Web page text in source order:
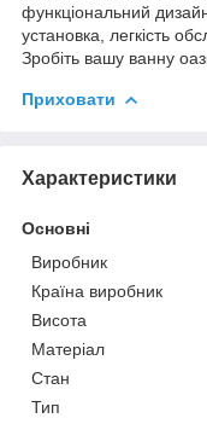
функціональний
установка, легкість
Зробіть вашу ванну
Приховати
Характеристики
Основні
Виробник
Країна виробник
Висота
Матеріал
Стан
Тип